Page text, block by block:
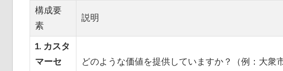
構成要
素
説明
1. カスタ
マーセ
どのような価値を提供していますか？（例：大衆